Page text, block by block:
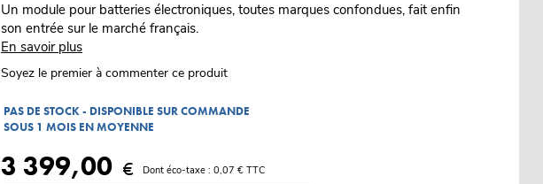
Un module pour batteries électroniques, toutes marques confondues, fait enfin
son entrée sur le marché français.
En savoir plus
Soyez le premier à commenter ce produit
PAS DE STOCK - DISPONIBLE SUR COMMANDE
SOUS 1 MOIS EN MOYENNE
3 399,00 € Dont éco-taxe : 0,07 € TTC